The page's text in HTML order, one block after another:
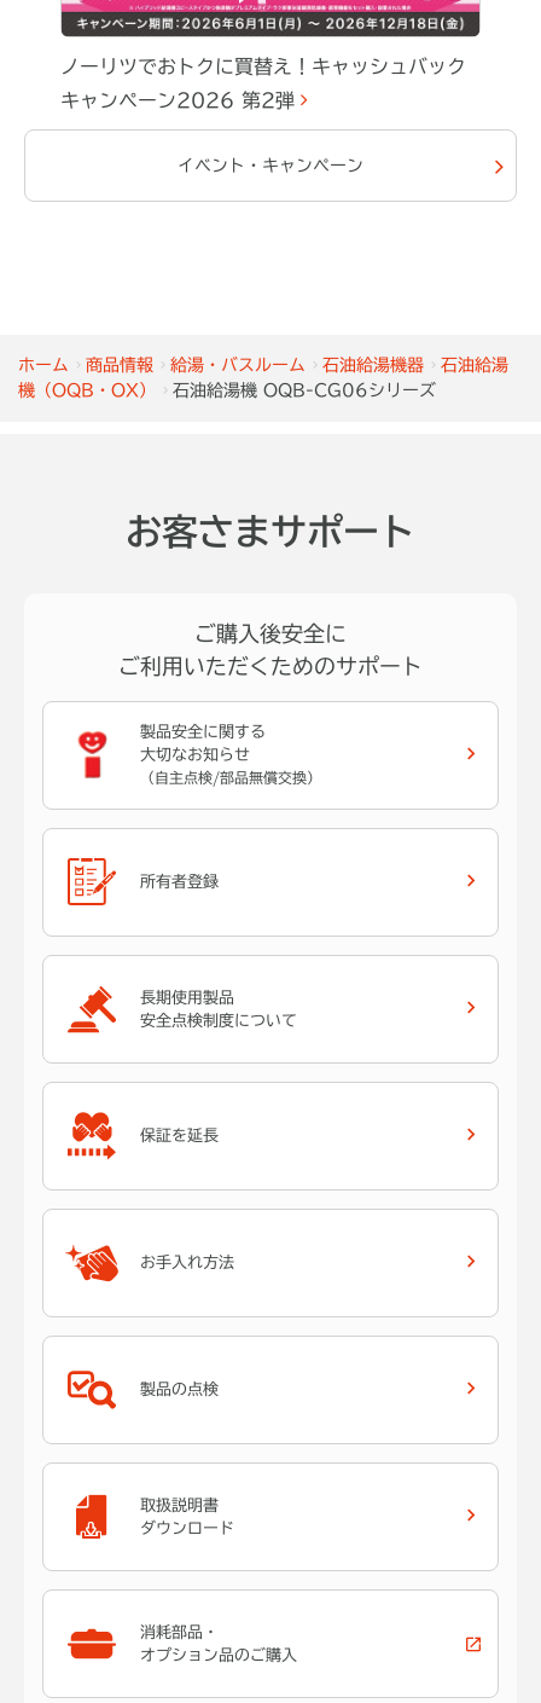
ホーム 商品情報 給湯・バスルーム 石油給湯機器
石油給湯
機（OQB・OX）
石油給湯機 OQB-CG06シリーズ
ノーリツでおトクに買替え！キャッシュバック
キャンペーン2026 第2弾
イベント・キャンペーン
お客さまサポート
ご購入後安全に
ご利用いただくためのサポート
製品安全に関する
大切なお知らせ
（自主点検/部品無償交換）
所有者登録
長期使用製品
安全点検制度について
保証を延長
お手入れ方法
製品の点検
取扱説明書
ダウンロード
消耗部品・
オプション品のご購入